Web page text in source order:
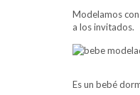
Modelamos
a los invitados.
Es un bebé